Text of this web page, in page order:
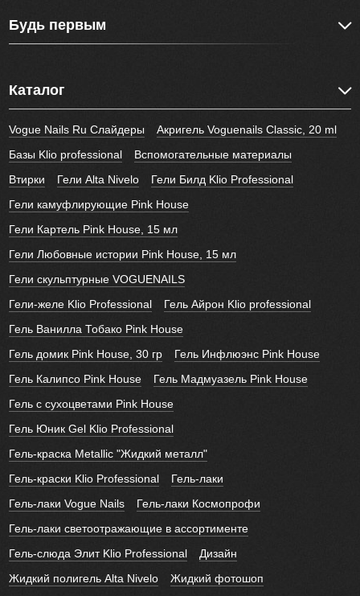
Будь первым
Каталог
Vogue Nails Ru Слайдеры
Акригель Voguenails Classic, 20 ml
Базы Klio professional
Вспомогательные материалы
Втирки
Гели Alta Nivelo
Гели Билд Klio Professional
Гели камуфлирующие Pink House
Гели Картель Pink House, 15 мл
Гели Любовные истории Pink House, 15 мл
Гели скульптурные VOGUENAILS
Гели-желе Klio Professional
Гель Айрон Klio professional
Гель Ванилла Тобако Pink House
Гель домик Pink House, 30 гр
Гель Инфлюэнс Pink House
Гель Калипсо Pink House
Гель Мадмуазель Pink House
Гель с сухоцветами Pink House
Гель Юник Gel Klio Professional
Гель-краска Metallic "Жидкий металл"
Гель-краски Klio Professional
Гель-лаки
Гель-лаки Vogue Nails
Гель-лаки Космопрофи
Гель-лаки светоотражающие в ассортименте
Гель-слюда Элит Klio Professional
Дизайн
Жидкий полигель Alta Nivelo
Жидкий фотошоп